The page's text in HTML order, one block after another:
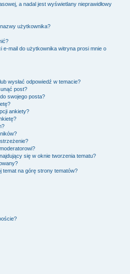
a nadal jest wyświetlany nieprawidłowy
użytkownika?
e-mail do użytkownika witryna prosi mnie o
wysłać odpowiedź w temacie?
post?
swojego posta?
ankiety?
się w oknie tworzenia tematu?
temat na górę strony tematów?